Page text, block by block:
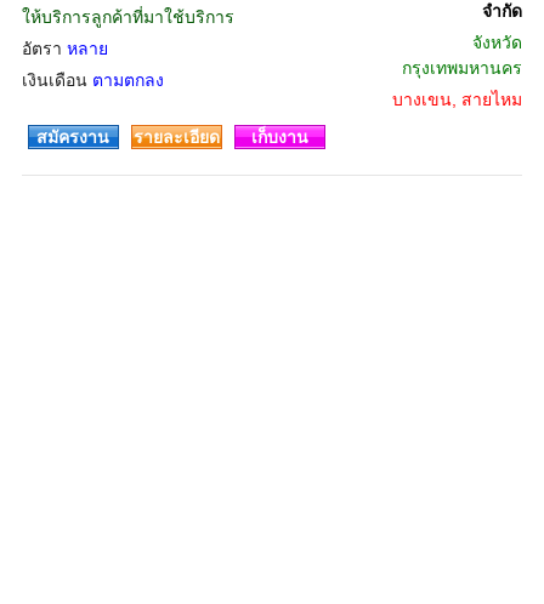
ให้บริการลูกค้าที่มาใช้บริการ
อัตรา หลาย
เงินเดือน ตามตกลง
จำกัด
จังหวัด
กรุงเทพมหานคร
บางเขน, สายไหม
สมัครงาน
รายละเอียด เก็บงาน